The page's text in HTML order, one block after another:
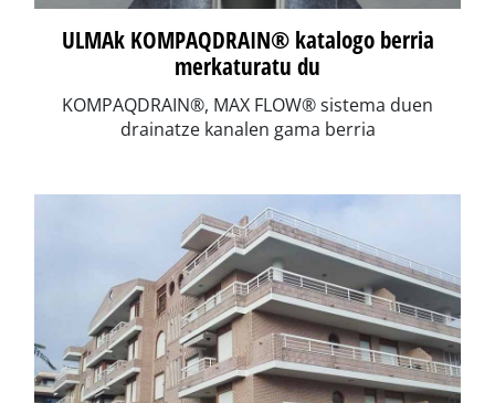
ULMAk KOMPAQDRAIN® katalogo berria
merkaturatu du
KOMPAQDRAIN®, MAX FLOW® sistema duen
drainatze kanalen gama berria